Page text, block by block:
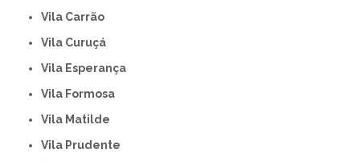
Vila Carrão
Vila Curuçá
Vila Esperança
Vila Formosa
Vila Matilde
Vila Prudente